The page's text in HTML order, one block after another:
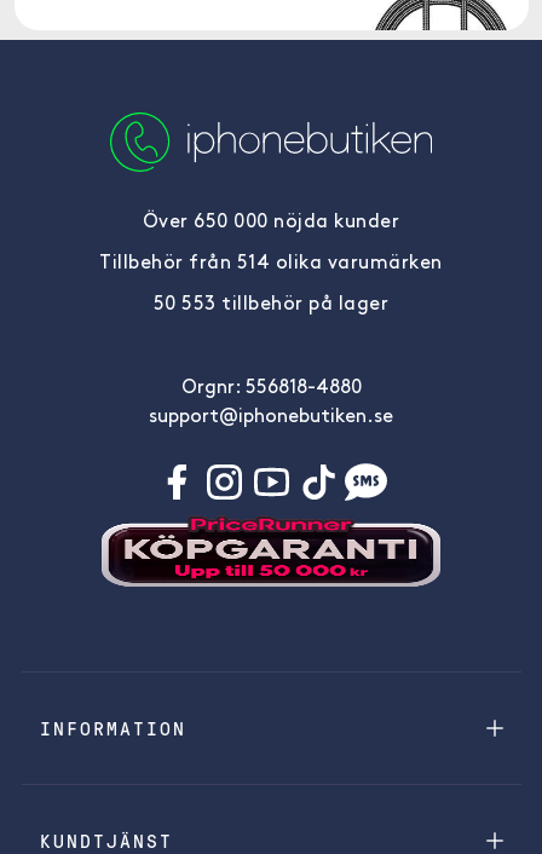
Över 650 000 nöjda kunder
Tillbehör från 514 olika varumärken
50 553 tillbehör på lager
Orgnr: 556818-4880
support@iphonebutiken.se
INFORMATION
KUNDTJÄNST